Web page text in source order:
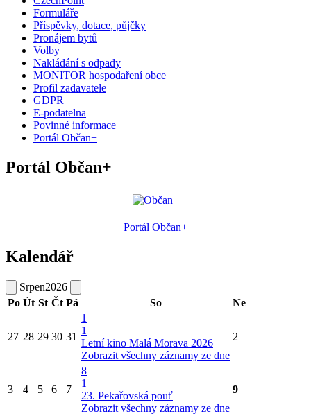
Formuláře
Příspěvky, dotace, půjčky
Pronájem bytů
Volby
Nakládání s odpady
MONITOR hospodaření obce
Profil zadavatele
GDPR
E-podatelna
Povinné informace
Portál Občan+
Portál Občan+
Portál Občan+
Kalendář
Srpen2026
Po Út St Čt Pá So Ne
27 28 29 30 31
1
1
Letní kino Malá Morava 2026
Zobrazit všechny záznamy ze dne
2
3 4 5 6 7
8
1
23. Pekařovská pouť
Zobrazit všechny záznamy ze dne
9